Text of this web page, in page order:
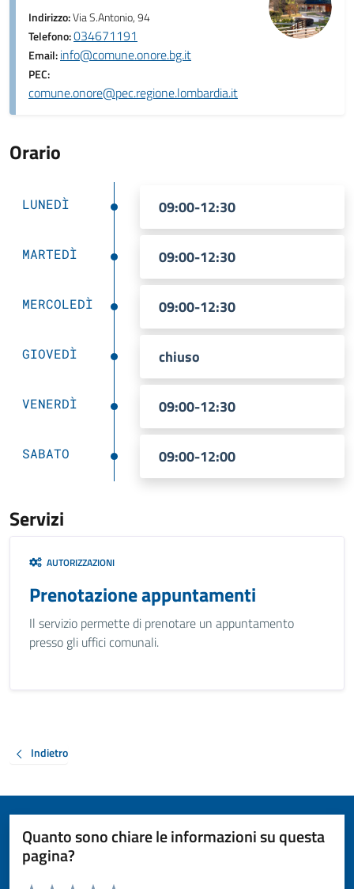
Indirizzo:Via S.Antonio, 94
Telefono:034671191
Email:info@comune.onore.bg.it
PEC:
comune.onore@pec.regione.lombardia.it
Orario
LUNEDÌ 09:00-12:30
MARTEDÌ 09:00-12:30
MERCOLEDÌ 09:00-12:30
GIOVEDÌ chiuso
VENERDÌ 09:00-12:30
SABATO 09:00-12:00
Servizi
AUTORIZZAZIONI
Prenotazione appuntamenti
Il servizio permette di prenotare un appuntamento
presso gli uffici comunali.
Indietro
Quanto sono chiare le informazioni su questa
pagina?